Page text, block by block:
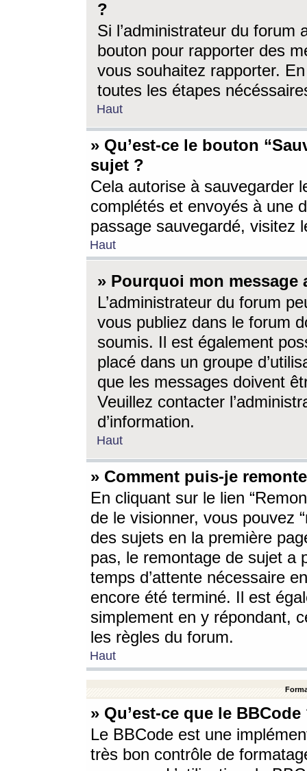
?
Si l’administrateur du forum
bouton pour rapporter des
vous souhaitez rapporter.
toutes les étapes
Haut
» Qu’est-ce le bouton
sujet ?
Cela autorise à sauvegarder
complétés et envoyés à une
passage sauvegardé, visitez
Haut
» Pourquoi mon message
L’administrateur du forum
vous publiez dans le forum
soumis. Il est également
placé dans un groupe
que les messages doivent
Veuillez contacter
d’information.
Haut
» Comment puis-je
En cliquant sur le lien
de le visionner, vous pouvez
des sujets en la première
pas, le remontage de sujet a
temps d’attente nécessaire
encore été terminé. Il est
simplement en y répondant,
les règles du forum.
Haut
» Qu’est-ce que le BBCode
Le BBCode est une
très bon contrôle de